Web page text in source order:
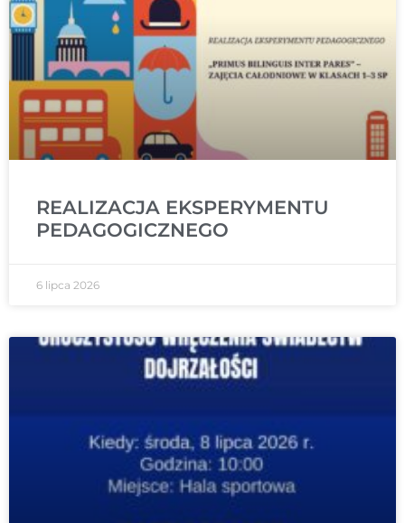
REALIZACJA EKSPERYMENTU
PEDAGOGICZNEGO
6 lipca 2026